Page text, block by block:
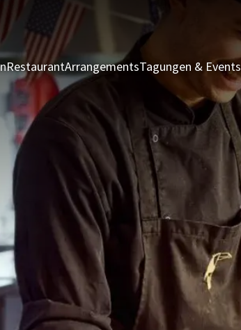
RestaurantArrangementsTagungen & Events